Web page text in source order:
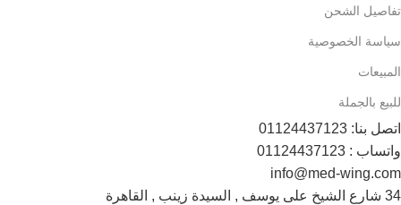
تفاصيل الشحن
سياسة الخصوصية
المبيعات
للبيع بالجملة
اتصل بنا: 01124437123
واتساب : 01124437123
info@med-wing.com
34 شارع الشيخ على يوسف , السيدة زينب , القاهرة